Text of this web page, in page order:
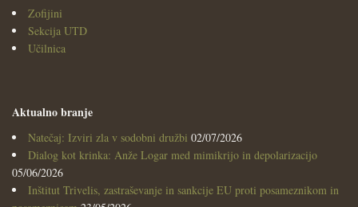
Zofijini
Sekcija UTD
Učilnica
Aktualno branje
Natečaj: Izviri zla v sodobni družbi 02/07/2026
Dialog kot krinka: Anže Logar med mimikrijo in depolarizacijo
05/06/2026
Inštitut Trivelis, zastraševanje in sankcije EU proti posameznikom in